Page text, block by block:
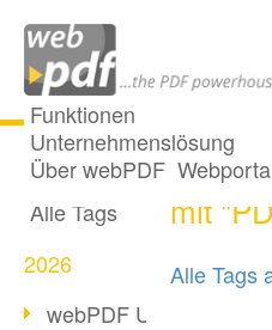
Funktionen
Unternehmenslösung
Über webPDF
Alle Beiträge
Alle Tags
2026
webPDF Update 10.0.5
35
mit
Alle Tags